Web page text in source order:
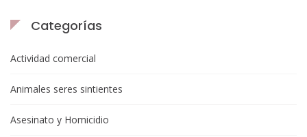
Categorías
Actividad comercial
Animales seres sintientes
Asesinato y Homicidio